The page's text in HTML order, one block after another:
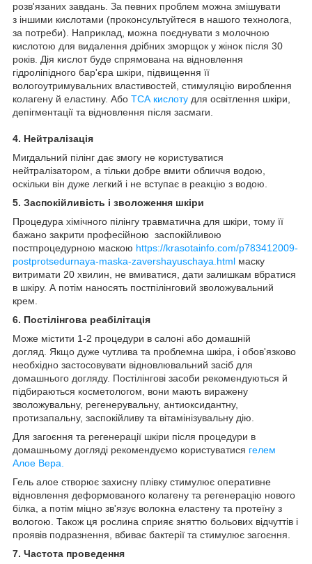
розв'язаних завдань. За певних проблем можна змішувати
з іншими кислотами (проконсультуйтеся в нашого технолога,
за потреби). Наприклад, можна поєднувати з молочною
кислотою для видалення дрібних зморщок у жінок після 30
років. Дія кислот буде спрямована на відновлення
гідроліпідного бар'єра шкіри, підвищення її
вологоутримувальних властивостей, стимуляцію вироблення
колагену й еластину. Або ТСА кислоту для освітлення шкіри,
депігментації та відновлення після засмаги.
4. Нейтралізація
Мигдальний пілінг дає змогу не користуватися
нейтралізатором, а тільки добре вмити обличчя водою,
оскільки він дуже легкий і не вступає в реакцію з водою.
5. Заспокійливість і зволоження шкіри
Процедура хімічного пілінгу травматична для шкіри, тому її
бажано закрити професійною заспокійливою
постпроцедурною маскою https://krasotainfo.com/p783412009-
postprotsedurnaya-maska-zavershayuschaya.html маску
витримати 20 хвилин, не вмиватися, дати залишкам вбратися
в шкіру. А потім наносять постпілінговий зволожувальний
крем.
6. Постілінгова реабілітація
Може містити 1-2 процедури в салоні або домашній
догляд. Якщо дуже чутлива та проблемна шкіра, і обов'язково
необхідно застосовувати відновлювальний засіб для
домашнього догляду. Постілінгові засоби рекомендуються й
підбираються косметологом, вони мають виражену
зволожувальну, регенерувальну, антиоксидантну,
протизапальну, заспокійливу та вітамінізувальну дію.
Для загоєння та регенерації шкіри після процедури в
домашньому догляді рекомендуємо користуватися гелем
Алое Вера.
Гель алое створює захисну плівку стимулює оперативне
відновлення деформованого колагену та регенерацію нового
білка, а потім міцно зв'язує волокна еластену та протеїну з
вологою. Також ця рослина сприяє зняттю больових відчуттів і
проявів подразнення, вбиває бактерії та стимулює загоєння.
7. Частота проведення